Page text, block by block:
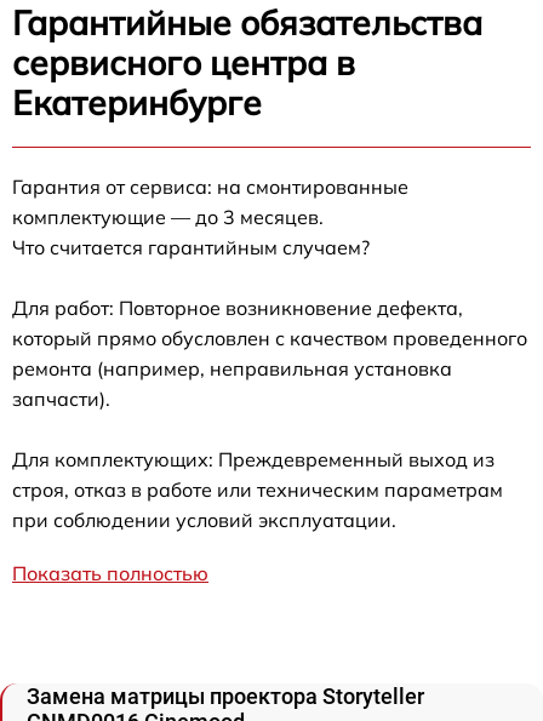
Гарантийные обязательства
сервисного центра в
Екатеринбурге
Гарантия от сервиса: на смонтированные
комплектующие — до 3 месяцев.
Что считается гарантийным случаем?
Для работ: Повторное возникновение дефекта,
который прямо обусловлен с качеством проведенного
ремонта (например, неправильная установка
запчасти).
Для комплектующих: Преждевременный выход из
строя, отказ в работе или техническим параметрам
при соблюдении условий эксплуатации.
Показать полностью
Замена матрицы проектора Storyteller